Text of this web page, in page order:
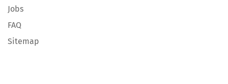
Jobs
FAQ
Sitemap